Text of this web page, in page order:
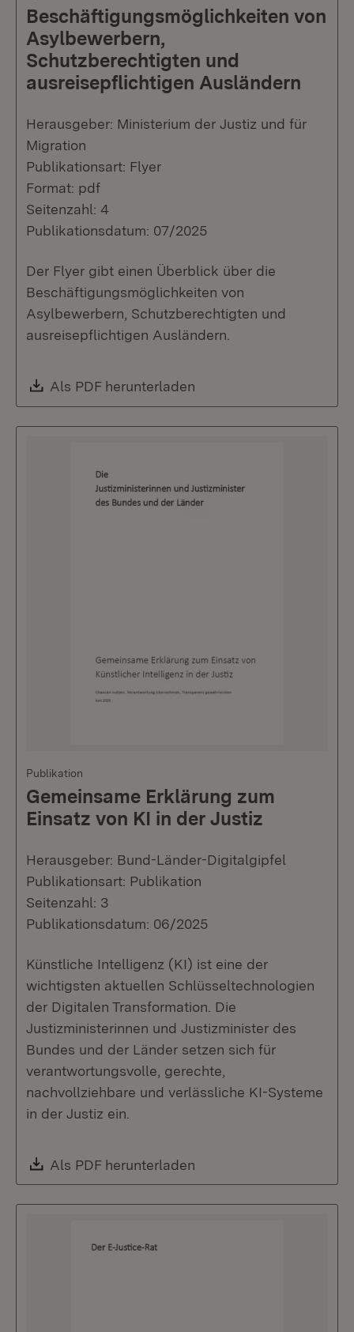
Beschäftigungsmöglichkeiten von
Asylbewerbern,
Schutzberechtigten und
ausreisepflichtigen Ausländern
Herausgeber: Ministerium der Justiz und für
Migration
Publikationsart: Flyer
Format: pdf
Seitenzahl: 4
Publikationsdatum: 07/2025
Der Flyer gibt einen Überblick über die
Beschäftigungsmöglichkeiten von
Asylbewerbern, Schutzberechtigten und
ausreisepflichtigen Ausländern.
Download:
Als PDF herunterladen
Publikation
Gemeinsame Erklärung zum
Einsatz von KI in der Justiz
Herausgeber: Bund-Länder-Digitalgipfel
Publikationsart: Publikation
Seitenzahl: 3
Publikationsdatum: 06/2025
Künstliche Intelligenz (KI) ist eine der
wichtigsten aktuellen Schlüsseltechnologien
der Digitalen Transformation. Die
Justizministerinnen und Justizminister des
Bundes und der Länder setzen sich für
verantwortungsvolle, gerechte,
nachvollziehbare und verlässliche KI-Systeme
in der Justiz ein.
Download:
Als PDF herunterladen